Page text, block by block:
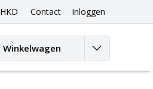
HKD Contact Inloggen
Winkelwagen